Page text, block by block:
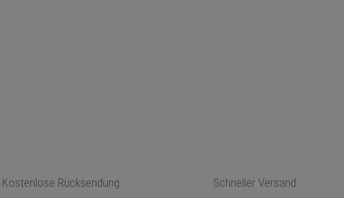
Kostenlose Rücksendung Schneller Versand